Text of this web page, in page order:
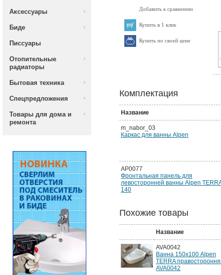
Аксессуары
Биде
Писсуары
Отопительные
радиаторы
Бытовая техника
Спецпредложения
Товары для дома и
ремонта
Добавить к сравнению
Купить в 1 клик
Купить по своей цене
Комплектация
Название
m_nabor_03
Каркас для ванны Alpen
AP0077
Фронтальная панель для
левосторонней ванны Alpen
140
Похожие товары
Название
AVA0042
Ванна 150х100 Alpen
TERRA
AVA0042